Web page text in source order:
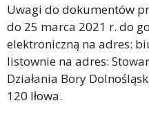
Uwagi do dokumentów
do 25 marca 2021 r. do
elektroniczną na adres:
listownie na adres:
Działania Bory
120 Iłowa.